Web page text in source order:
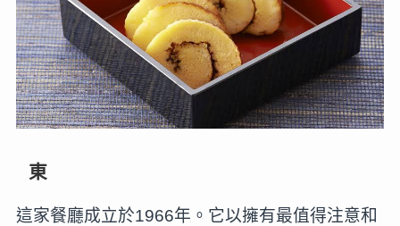
東
這家餐廳成立於1966年。它以擁有最值得注意和